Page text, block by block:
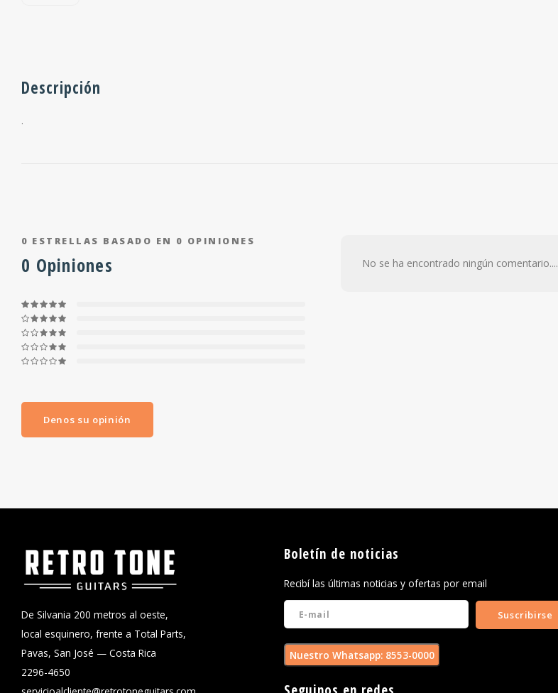
Descripción
.
0 ESTRELLAS BASADO EN 0 OPINIONES
0 Opiniones
Denos su opinión
No se ha encontrado ningún comentario....
De Silvania 200 metros al oeste,
local esquinero, frente a Total Parts,
Pavas, San José — Costa Rica
2296-4650
Boletín de noticias
Recibí las últimas noticias y ofertas por email
Suscribirse
Nuestro Whatsapp: 8553-0000